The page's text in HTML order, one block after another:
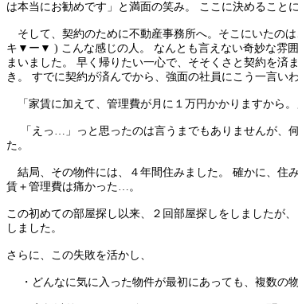
は本当にお勧めです」と満面の笑み。 ここに決めることに
そして、契約のために不動産事務所へ。そこにいたの
キ▼ー▼ ) こんな感じの人。 なんとも言えない奇妙な雰
まいました。 早く帰りたい一心で、そそくさと契約を済
き。 すでに契約が済んでから、強面の社員にこう一言い
「家賃に加えて、管理費が月に１万円かかりますから。
「えっ…」っと思ったのは言うまでもありませんが、
た。
結局、その物件には、４年間住みました。 確かに、住
賃＋管理費は痛かった…。
この初めての部屋探し以来、２回部屋探しをしましたが
しました。
さらに、この失敗を活かし、
・どんなに気に入った物件が最初にあっても、複数の物